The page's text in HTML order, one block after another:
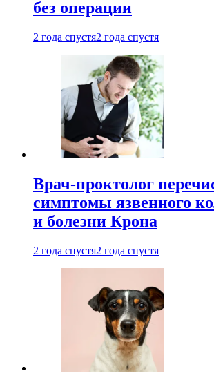
без операции
2 года спустя2 года спустя
Врач-проктолог
симптомы язвенного
и болезни Крона
2 года спустя2 года спустя